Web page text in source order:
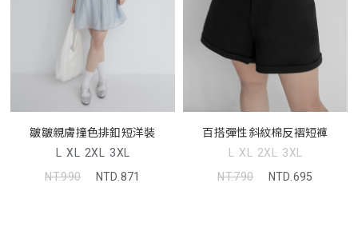
皺皺親膚撞色排釦短洋裝
L XL 2XL 3XL
NT.990
NTD.871
百搭彈性斜紋棉反褶短褲
L XL 2XL 3XL
NT.790
NTD.695